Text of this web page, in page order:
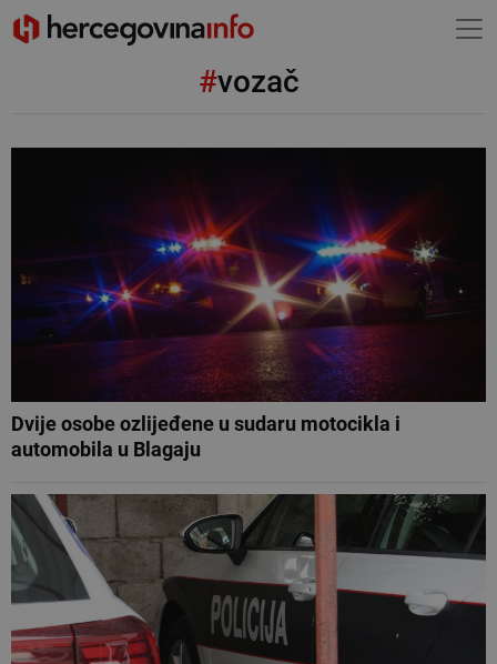
#vozač
Dvije osobe ozlijeđene u sudaru motocikla i
automobila u Blagaju